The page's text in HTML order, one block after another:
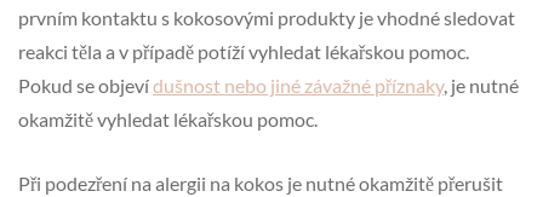
prvním kontaktu s kokosovými produkty je vhodné sledovat
reakci těla a v případě potíží vyhledat lékařskou pomoc.
Pokud se objevídušnost nebo jiné závažné příznaky, je nutné
okamžitě vyhledat lékařskou pomoc.
Při podezření na alergii na kokos je nutné okamžitě přerušit